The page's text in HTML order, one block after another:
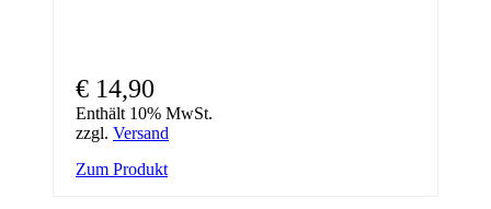
€ 14,90
Enthält 10% MwSt.
zzgl. Versand
Zum Produkt